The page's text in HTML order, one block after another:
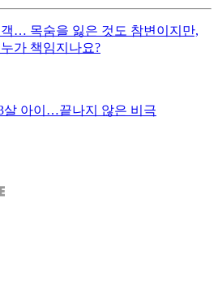
… 목숨을 잃은 것도 참변이지만,
가 책임지나요?
살 아이…끝나지 않은 비극